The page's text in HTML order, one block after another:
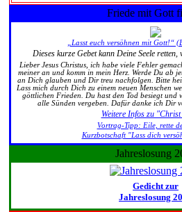
Friede mit Gott
„Lasst euch versöhnen mit Gott!“
Dieses kurze Gebet kann Deine Seele
Lieber Jesus Christus, ich habe viele Fehler
meiner an und komm in mein Herz. Werde Du ab
an Dich glauben und Dir treu nachfolgen. Bitte
Lass mich durch Dich zu einem neuen Menschen
göttlichen Frieden. Du hast den Tod besiegt und
alle Sünden vergeben. Dafür danke ich Dir
Weitere Infos zu
Vortrag-Tipp: Eile, rette
Kurzbotschaft "Lass dich
Jahreslosung
Gedicht zur
Jahreslosung